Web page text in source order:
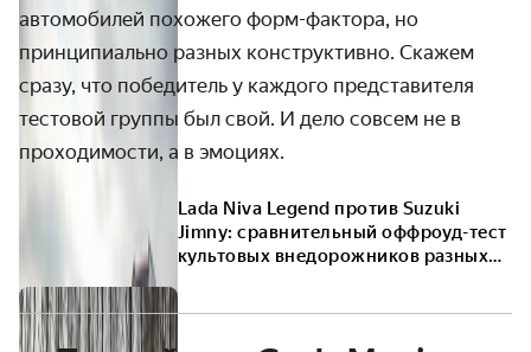
автомобилей похожего форм-фактора, но
принципиально разных конструктивно. Скажем
сразу, что победитель у каждого представителя
тестовой группы был свой. И дело совсем не в
проходимости, а в эмоциях.
Lada Niva Legend против Suzuki
Jimny: сравнительный оффроуд-тест
культовых внедорожников разных